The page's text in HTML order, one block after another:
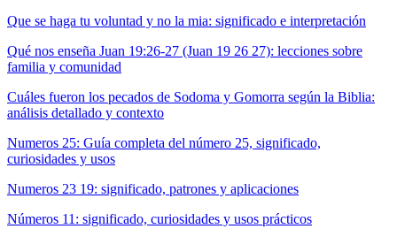
Que se haga tu voluntad y no la mia: significado e interpretación
Qué nos enseña Juan 19:26-27 (Juan 19 26 27): lecciones sobre
familia y comunidad
Cuáles fueron los pecados de Sodoma y Gomorra según la Biblia:
análisis detallado y contexto
Numeros 25: Guía completa del número 25, significado,
curiosidades y usos
Numeros 23 19: significado, patrones y aplicaciones
Números 11: significado, curiosidades y usos prácticos